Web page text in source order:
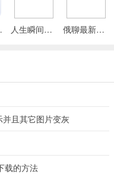
效率可以往后靠，因为你效
建高级菜市场，小地皮建
，可以考虑赶走，因为无业
版 人生瞬间最新手机版 俄聊最新手机版
且其它图片变灰
载的方法